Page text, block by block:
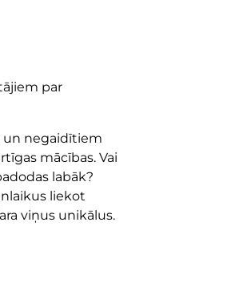
par
un negaidītiem
mācības. Vai
labāk?
liekot
viņus unikālus.